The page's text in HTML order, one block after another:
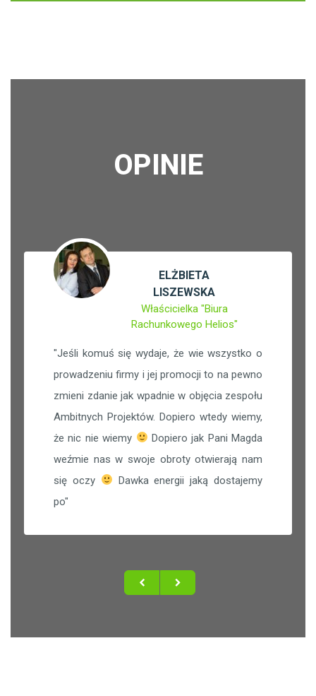
OPINIE
ELŻBIETA
LISZEWSKA
Właścicielka "Biura
Rachunkowego Helios"
"Jeśli komuś się wydaje, że wie wszystko o
prowadzeniu firmy i jej promocji to na pewno
zmieni zdanie jak wpadnie w objęcia zespołu
Ambitnych Projektów. Dopiero wtedy wiemy,
że nic nie wiemy
Dopiero jak Pani Magda
weźmie nas w swoje obroty otwierają nam
się oczy
Dawka energii jaką dostajemy
po"